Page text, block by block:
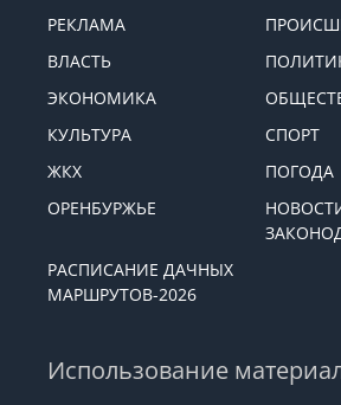
РЕКЛАМА
ВЛАСТЬ
ЭКОНОМИКА
КУЛЬТУРА
СПОРТ
ЖКХ
ПОГОДА
ОРЕНБУРЖЬЕ
РАСПИСАНИЕ ДАЧНЫХ
МАРШРУТОВ-2026
Использование